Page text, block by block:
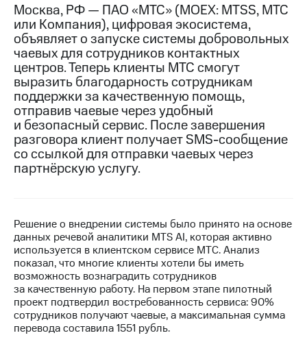
Контакты
Медиа-центр
Пресс-
релизы
МТС
о технологиях
Достижения
Интервью
Контакты
Новости
в
регионе
и акционерам
Корпоративное
Москва, РФ — ПАО «МТС» (MOEX: MTSS, МТС
или Компания), цифровая экосистема,
объявляет о запуске системы добровольных
чаевых для сотрудников контактных
центров. Теперь клиенты МТС смогут
выразить благодарность сотрудникам
поддержки за качественную помощь,
отправив чаевые через удобный
и безопасный сервис. После завершения
разговора клиент получает SMS-сообщение
со ссылкой для отправки чаевых через
партнёрскую услугу.
Решение о внедрении системы было принято на основе
данных речевой аналитики MTS AI, которая активно
используется в клиентском сервисе МТС. Анализ
показал, что многие клиенты хотели бы иметь
возможность вознаградить сотрудников
за качественную работу. На первом этапе пилотный
проект подтвердил востребованность сервиса: 90%
сотрудников получают чаевые, а максимальная сумма
перевода составила 1551 рубль.